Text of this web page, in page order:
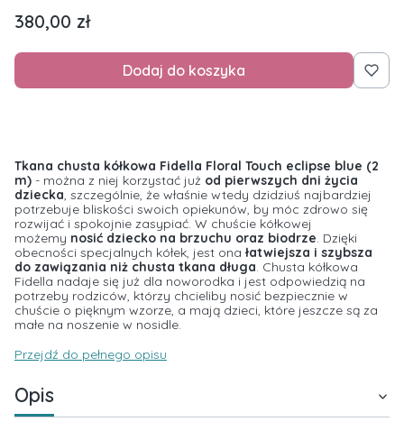
Cena
380,00 zł
Dodaj do koszyka
Tkana chusta kółkowa Fidella Floral Touch eclipse blue (2
m) - można z niej korzystać już od pierwszych dni życia
dziecka, szczególnie, że właśnie wtedy dzidziuś najbardziej
potrzebuje bliskości swoich opiekunów, by móc zdrowo się
rozwijać i spokojnie zasypiać. W chuście kółkowej
możemy nosić dziecko na brzuchu oraz biodrze. Dzięki
obecności specjalnych kółek, jest onałatwiejsza i szybsza
do zawiązania niż chusta tkana długa. Chusta kółkowa
Fidella nadaje się już dla noworodka i jest odpowiedzią na
potrzeby rodziców, którzy chcieliby nosić bezpiecznie w
chuście o pięknym wzorze, a mają dzieci, które jeszcze są za
małe na noszenie w nosidle.
Przejdź do pełnego opisu
Opis